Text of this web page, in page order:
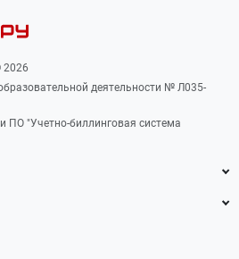
2026
деятельности № Л035-
ПО "Учетно-биллинговая система